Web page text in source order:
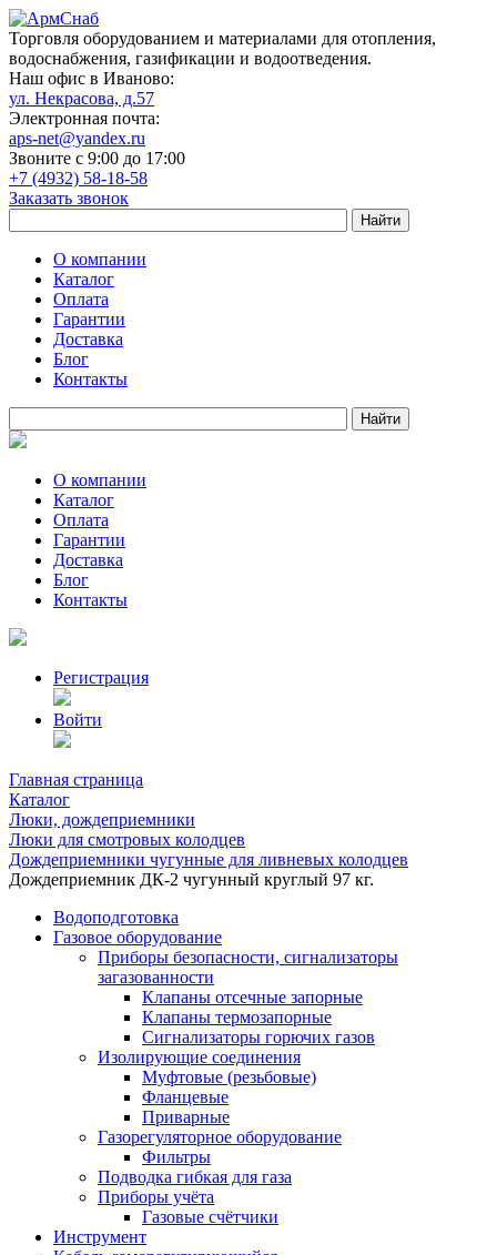
Торговля оборудованием и материалами для отопления,
водоснабжения, газификации и водоотведения.
Наш офис в Иваново:
ул. Некрасова, д.57
Электронная почта:
aps-net@yandex.ru
Звоните с 9:00 до 17:00
+7 (4932) 58-18-58
Заказать звонок
О компании
Каталог
Оплата
Гарантии
Доставка
Блог
Контакты
О компании
Каталог
Оплата
Гарантии
Доставка
Блог
Контакты
Регистрация
Войти
Главная страница
Каталог
Люки, дождеприемники
Люки для смотровых колодцев
Дождеприемники чугунные для ливневых колодцев
Дождеприемник ДК-2 чугунный круглый 97 кг.
Водоподготовка
Газовое оборудование
Приборы безопасности, сигнализаторы
загазованности
Клапаны отсечные запорные
Клапаны термозапорные
Сигнализаторы горючих газов
Изолирующие соединения
Муфтовые (резьбовые)
Фланцевые
Приварные
Газорегуляторное оборудование
Фильтры
Подводка гибкая для газа
Приборы учёта
Газовые счётчики
Инструмент